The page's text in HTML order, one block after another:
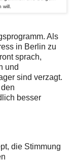
will.
Als
in Berlin zu
sprach,
und
sind verzagt.
besser
die Stimmung